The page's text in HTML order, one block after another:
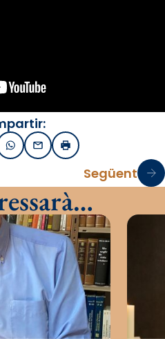
WhatsApp
EmailImprimir
Següent